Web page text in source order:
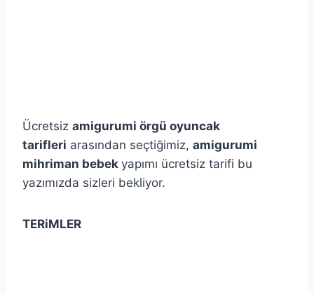
Ücretsiz amigurumi örgü oyuncak
tarifleri arasından seçtiğimiz, amigurumi
mihriman bebek yapımı ücretsiz tarifi bu
yazımızda sizleri bekliyor.
TERiMLER